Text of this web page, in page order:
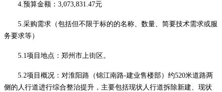
4.预算金额：3,073,831.47元
5.采购需求（包括但不限于标的的名称、数量、简要技术需求或服
务要求等）
5.1项目地点：郑州市上街区 。
5.2项目概况：对淮阳路（锦江南路-建业售楼部）约520米道路两
侧的人行道进行综合整治提升，主要包括现状人行道拆除新建、现状